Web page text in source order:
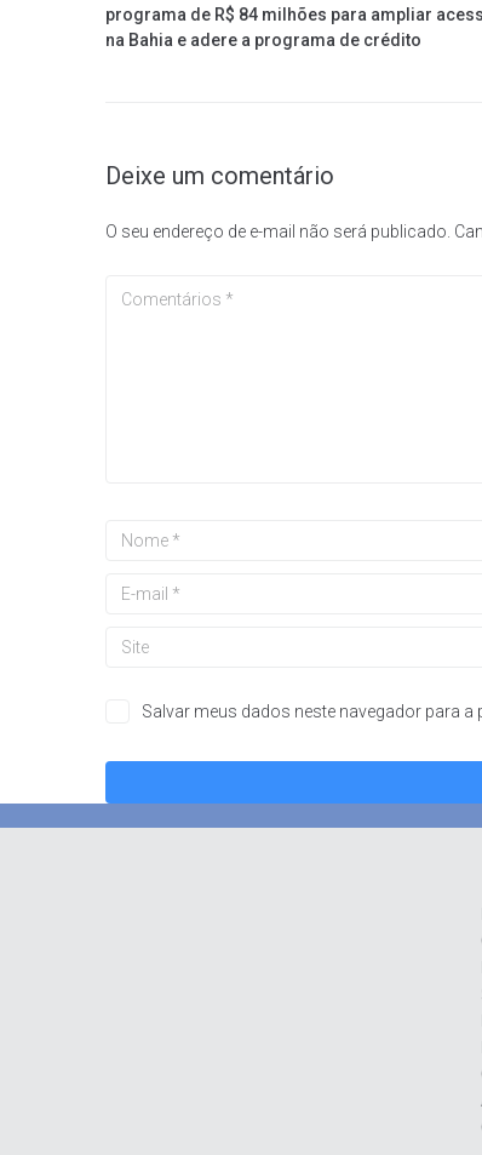
programa de R$ 84 milhões para ampliar
na Bahia e adere a programa de crédito
Deixe um comentário
O seu endereço de e-mail não será publicado.
Salvar meus dados neste navegador para a